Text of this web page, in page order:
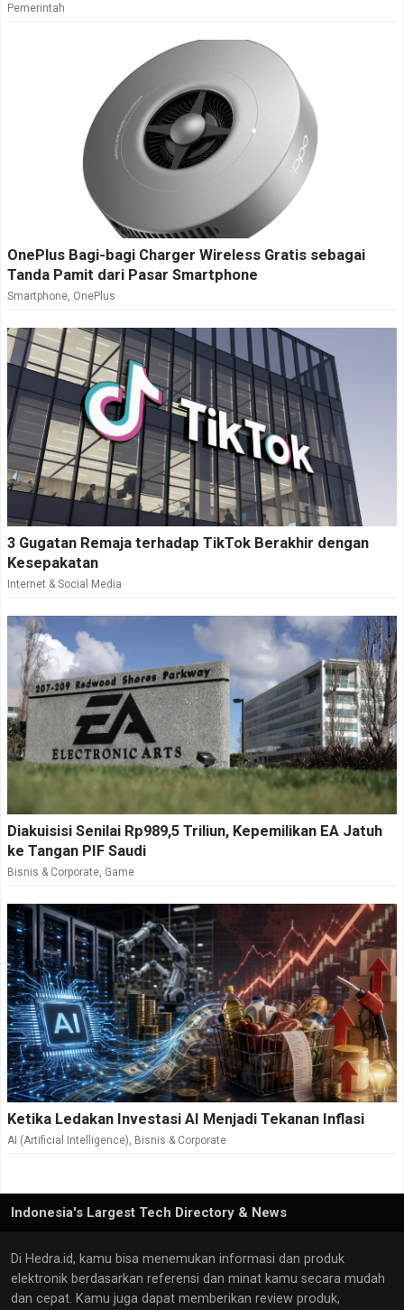
Pemerintah
OnePlus Bagi-bagi Charger Wireless Gratis sebagai
Tanda Pamit dari Pasar Smartphone
Smartphone, OnePlus
3 Gugatan Remaja terhadap TikTok Berakhir dengan
Kesepakatan
Internet & Social Media
Diakuisisi Senilai Rp989,5 Triliun, Kepemilikan EA Jatuh
ke Tangan PIF Saudi
Bisnis & Corporate, Game
Ketika Ledakan Investasi AI Menjadi Tekanan Inflasi
AI (Artificial Intelligence), Bisnis & Corporate
Indonesia's Largest Tech Directory & News
Di Hedra.id, kamu bisa menemukan informasi dan produk
elektronik berdasarkan referensi dan minat kamu secara mudah
dan cepat. Kamu juga dapat memberikan review produk,